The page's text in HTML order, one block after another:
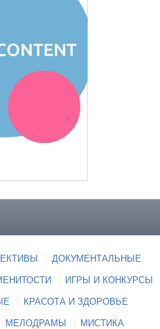
ДОКУМЕНТАЛЬНЫЕ
ИГРЫ И КОНКУРСЫ
КРАСОТА И ЗДОРОВЬЕ
МЕЛОДРАМЫ МИСТИКА